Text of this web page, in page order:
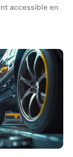
accessible en